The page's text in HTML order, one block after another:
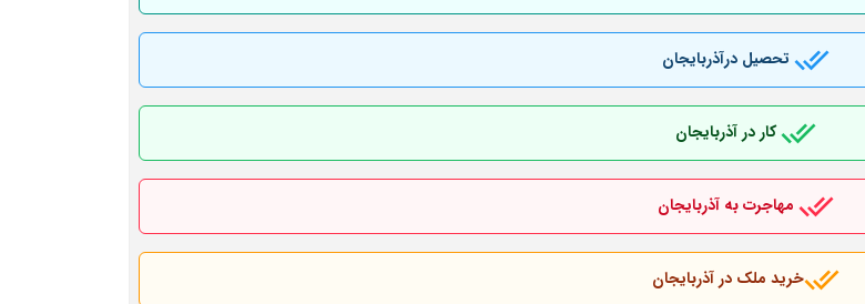
تحصیل درآذربایجان
کار در آذربایجان
مهاجرت به آذربایجان
خرید ملک در آذربایجان